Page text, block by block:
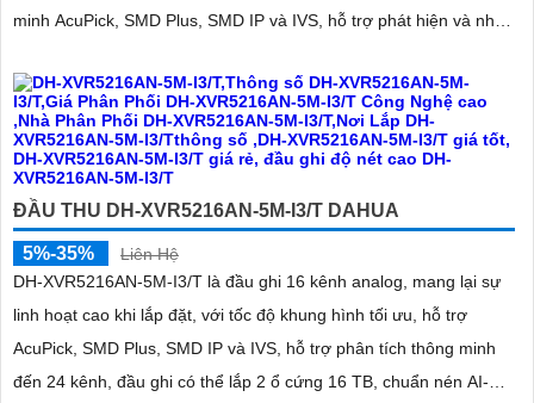
minh AcuPick, SMD Plus, SMD IP và IVS, hỗ trợ phát hiện và nhận
ĐẦU THU DH-XVR5216AN-5M-I3/T DAHUA
5%-35%
Liên Hệ
DH-XVR5216AN-5M-I3/T là đầu ghi 16 kênh analog, mang lại sự
linh hoạt cao khi lắp đặt, với tốc độ khung hình tối ưu, hỗ trợ
AcuPick, SMD Plus, SMD IP và IVS, hỗ trợ phân tích thông minh
đến 24 kênh, đầu ghi có thể lắp 2 ổ cứng 16 TB, chuẩn nén AI-